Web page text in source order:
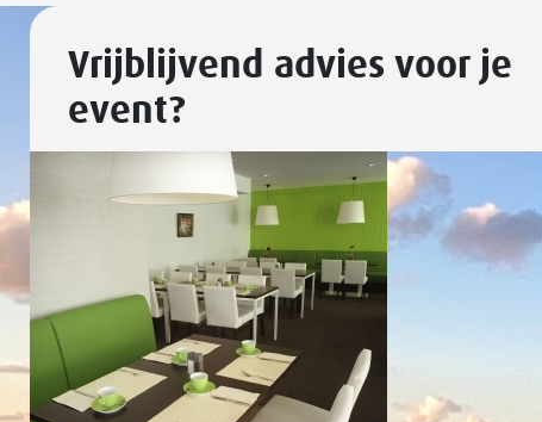
Vrijblijvend advies voor je
event?